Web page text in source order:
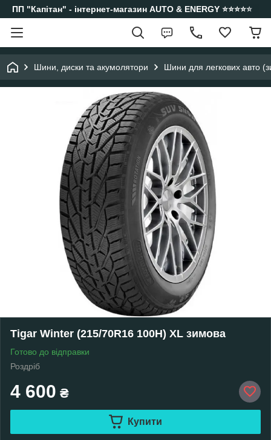
ПП "Капітан" - інтернет-магазин AUTO & ENERGY ⭐️⭐️⭐️⭐️⭐️
Шини, диски та акумолятори Шини для легкових авто
Tigar Winter (215/70R16 100H) XL зимова
Готово до відправки
Роздріб
4 600 ₴
Купити